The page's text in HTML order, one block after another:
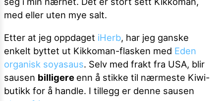
med eller uten mye salt.
Etter at jeg oppdaget iHerb, har jeg ganske
enkelt byttet ut Kikkoman-flasken med Eden
organisk soyasaus. Selv med frakt fra USA, blir
sausen billigere enn å stikke til nærmeste Kiwi-
butikk for å handle. I tillegg er denne sausen